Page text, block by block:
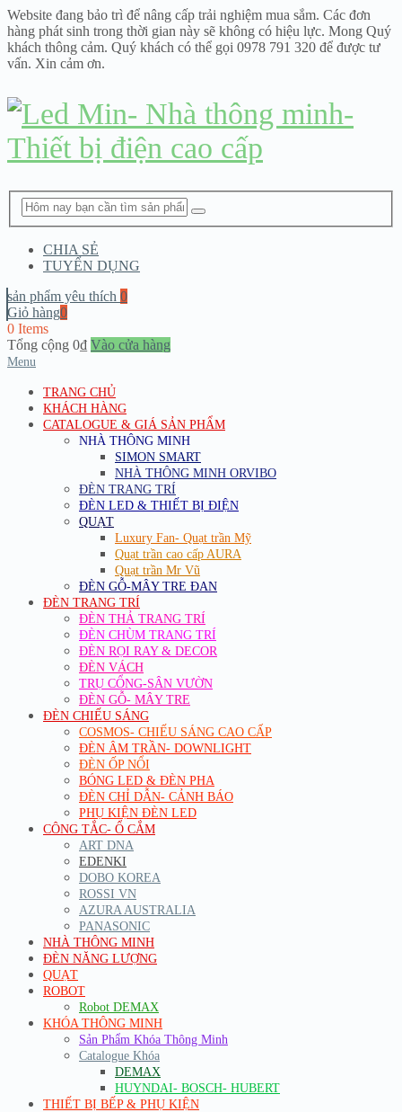
Website đang bảo trì để nâng cấp trải nghiệm mua sắm. Các đơn
hàng phát sinh trong thời gian này sẽ không có hiệu lực. Mong Quý
khách thông cảm. Quý khách có thể gọi 0978 791 320 để được tư
vấn. Xin cảm ơn.
CHIA SẺ
TUYỂN DỤNG
sản phẩm yêu thích 0
Giỏ hàng0
0 Items
Tổng cộng 0₫ Vào cửa hàng
Menu
TRANG CHỦ
KHÁCH HÀNG
CATALOGUE & GIÁ SẢN PHẨM
NHÀ THÔNG MINH
SIMON SMART
NHÀ THÔNG MINH ORVIBO
ĐÈN TRANG TRÍ
ĐÈN LED & THIẾT BỊ ĐIỆN
QUẠT
Luxury Fan- Quạt trần Mỹ
Quạt trần cao cấp AURA
Quạt trần Mr Vũ
ĐÈN GỖ-MÂY TRE ĐAN
ĐÈN TRANG TRÍ
ĐÈN THẢ TRANG TRÍ
ĐÈN CHÙM TRANG TRÍ
ĐÈN RỌI RAY & DECOR
ĐÈN VÁCH
TRỤ CỔNG-SÂN VƯỜN
ĐÈN GỖ- MÂY TRE
ĐÈN CHIẾU SÁNG
COSMOS- CHIẾU SÁNG CAO CẤP
ĐÈN ÂM TRẦN- DOWNLIGHT
ĐÈN ỐP NỔI
BÓNG LED & ĐÈN PHA
ĐÈN CHỈ DẪN- CẢNH BÁO
PHỤ KIỆN ĐÈN LED
CÔNG TẮC- Ổ CẮM
ART DNA
EDENKI
DOBO KOREA
ROSSI VN
AZURA AUSTRALIA
PANASONIC
NHÀ THÔNG MINH
ĐÈN NĂNG LƯỢNG
QUẠT
ROBOT
Robot DEMAX
KHÓA THÔNG MINH
Sản Phẩm Khóa Thông Minh
Catalogue Khóa
DEMAX
HUYNDAI- BOSCH- HUBERT
THIẾT BỊ BẾP & PHỤ KIỆN